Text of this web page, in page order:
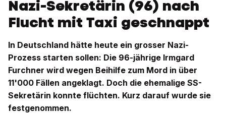
Nazi-Sekretärin (96) nach
Flucht mit Taxi geschnappt
In Deutschland hätte heute ein grosser Nazi-
Prozess starten sollen: Die 96-jährige Irmgard
Furchner wird wegen Beihilfe zum Mord in über
11'000 Fällen angeklagt. Doch die ehemalige SS-
Sekretärin konnte flüchten. Kurz darauf wurde sie
festgenommen.